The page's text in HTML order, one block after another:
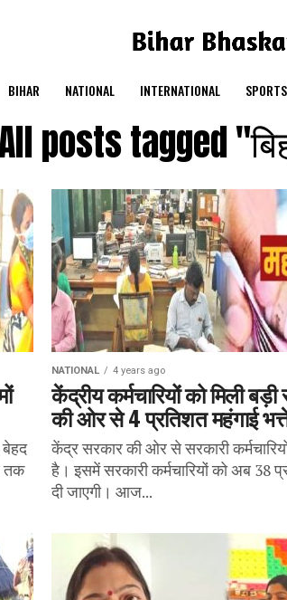
BIHAR NATIONAL INTERNATIONAL SPORTS
posts tagged
तक
NATIONAL 4 years ago
केंद्रीय कर्मचारियों को मिली
की ओर से 4 प्रतिशत महंगाई भत्ते
केंद्र सरकार की ओर से सरकारी
है। इसमें सरकारी कर्मचारियों को अब 38
दी जाएगी। आज...